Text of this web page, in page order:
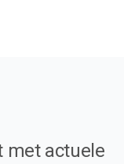
met actuele